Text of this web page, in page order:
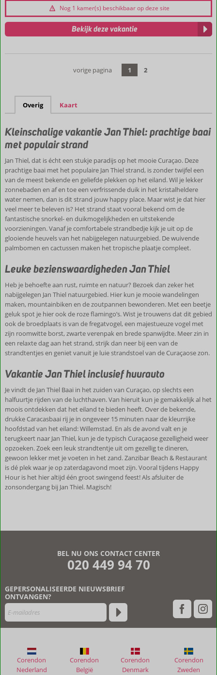
Nog 1 kamer(s) beschikbaar op deze site
Bekijk deze vakantie
vorige pagina 1 2
Overig Kaart
Kleinschalige vakantie Jan Thiel: prachtige baai
met populair strand
Jan Thiel, dat is écht een stukje paradijs op het mooie Curaçao. Deze
prachtige baai met het populaire Jan Thiel strand, is zonder twijfel een
van de meest bekende en geliefde plekken op het eiland. Wil je lekker
zonnebaden en af en toe een verfrissende duik in het kristalheldere
water nemen, dan is dit strand jouw happy place. Maar wist je dat hier
veel meer te beleven is? Het strand staat vooral bekend om de
fantastische snorkel- en duikmogelijkheden en uitstekende
voorzieningen. Vanaf je comfortabele strandbedje kijk je uit op de
glooiende heuvels van het nabijgelegen natuurgebied. De wuivende
palmbomen en cactussen maken het tropische plaatje compleet.
Leuke bezienswaardigheden Jan Thiel
Heb je behoefte aan rust, ruimte en natuur? Bezoek dan zeker het
nabijgelegen Jan Thiel natuurgebied. Hier kun je mooie wandelingen
maken, mountainbiken en de zoutpannen bewonderen. Met een beetje
geluk spot je hier ook de roze flamingo’s. Wist je trouwens dat dit gebied
ook de broedplaats is van de fregatvogel, een majestueuze vogel met
zijn roomwitte borst, zwarte verenpak en brede spanwijdte. Meer zin in
een relaxte dag aan het strand, strijk dan neer bij een van de
strandtentjes en geniet vanuit je luie strandstoel van de Curaçaose zon.
Vakantie Jan Thiel inclusief huurauto
Je vindt de Jan Thiel Baai in het zuiden van Curaçao, op slechts een
halfuurtje rijden van de luchthaven. Van hieruit kun je gemakkelijk al het
moois ontdekken dat het eiland te bieden heeft. Over de bekende,
drukke Caracasbaai rij je in ongeveer 15 minuten naar de kleurrijke
hoofdstad van het eiland: Willemstad. En als de avond valt en je
terugkeert naar Jan Thiel, kun je de typisch Curaçaose gezelligheid weer
opzoeken. Zoek een leuk strandtentje uit om gezellig te dineren,
gewoon lekker met je voeten in het zand. Zanzibar Beach & Restaurant
is dé plek waar je op zaterdagavond moet zijn. Vooral tijdens Happy
Hour is het hier altijd één groot swingend feest! Als afsluiter de
zonsondergang bij Jan Thiel. Magisch!
BEL NU ONS CONTACT CENTER
020 449 94 70
GEPERSONALISEERDE NIEUWSBRIEF
ONTVANGEN?
Corendon
Nederland
Corendon
België
Corendon
Denmark
Corendon
Zweden